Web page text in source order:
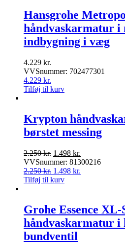
Hansgrohe
håndvaskarmatur i
indbygning i væg
4.229 kr.
VVSnummer: 702477301
4.229 kr.
Tilføj til kurv
Krypton
børstet messing
2.250kr. Den
oprindelige
pris
var:
1.498 kr.
aktuelle
VVSnummer: 81300216
2.250kr. Den
oprindelige
2.250 kr..
1.498 kr.
1.498 kr..
Tilføj til kurv
Grohe Essence XL-
håndvaskarmatur i
bundventil